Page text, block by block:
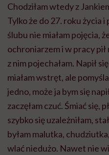
Chodziłam wtedy z
Tylko że do 27. roku życia
ślubu nie miałam pojęcia,
ochroniarzem i w pracy
z nim pojechałam. Napił
miałam wstręt, ale
jedno, może ja bym się
zaczęłam czuć. Śmiać się,
szybko się uzależniłam,
byłam malutka,
wlać niedużo. Nawet nie